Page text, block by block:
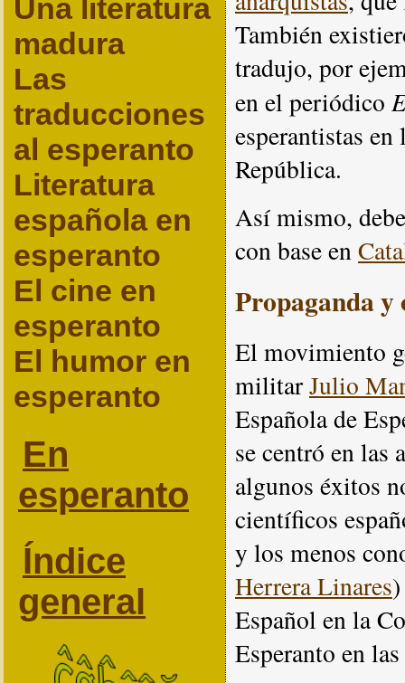
Una literatura
madura
Las
traducciones
al esperanto
Literatura
española en
esperanto
El cine en
esperanto
El humor en
esperanto
En
esperanto
Índice
general
También
tradujo, por
en el periódico
esperantistas
República.
Así mismo,
con base en
Propaganda
El movimiento
militarJulio
Española de
se centró en las
algunos éxitos
científicos
y los menos
Herrera Linares
Español en la
Esperanto en